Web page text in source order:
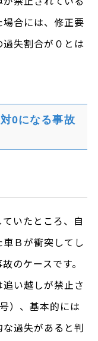
合には、修正要
失割合が０とは
0になる事故
いたところ、自
Ｂが衝突してし
のケースです。
い越しが禁止さ
）、基本的には
過失があると判